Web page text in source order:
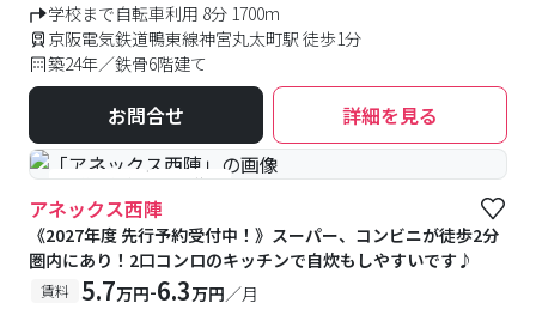
学校まで自転車利用 8分 1700m
京阪電気鉄道鴨東線神宮丸太町駅 徒歩1分
築24年／鉄骨6階建て
お問合せ 詳細を見る
#予約受付中 #空室待ち
アネックス西陣
《2027年度 先行予約受付中！》スーパー、コンビニが徒歩2分
圏内にあり！2口コンロのキッチンで自炊もしやすいです♪
賃料 5.7万円-6.3万円／月